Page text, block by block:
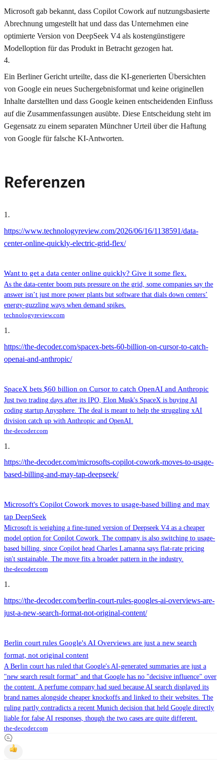
Microsoft gab bekannt, dass Copilot Cowork auf nutzungsbasierte
Abrechnung umgestellt hat und dass das Unternehmen eine
optimierte Version von DeepSeek V4 als kostengünstigere
Modelloption für das Produkt in Betracht gezogen hat.
4.
Ein Berliner Gericht urteilte, dass die KI-generierten Übersichten
von Google ein neues Suchergebnisformat und keine originellen
Inhalte darstellten und dass Google keinen entscheidenden Einfluss
auf die Zusammenfassungen ausübte. Diese Entscheidung steht im
Gegensatz zu einem separaten Münchner Urteil über die Haftung
von Google für falsche KI-Antworten.
Referenzen
1.
https://www.technologyreview.com/2026/06/16/1138591/data-
center-online-quickly-electric-grid-flex/
Want to get a data center online quickly? Give it some flex.
As the data-center boom puts pressure on the grid, some companies say the
answer isn’t just more power plants but software that dials down centers’
energy-guzzling ways when demand spikes.
technologyreview.com
1 .
https://the-decoder.com/spacex-bets-60-billion-on-cursor-to-catch-
openai-and-anthropic/
SpaceX bets $60 billion on Cursor to catch OpenAI and Anthropic
Just two trading days after its IPO, Elon Musk's SpaceX is buying AI
coding startup Anysphere. The deal is meant to help the struggling xAI
division catch up with Anthropic and OpenAI.
the-decoder.com
1 .
https://the-decoder.com/microsofts-copilot-cowork-moves-to-usage-
based-billing-and-may-tap-deepseek/
Microsoft's Copilot Cowork moves to usage-based billing and may
tap DeepSeek
Microsoft is weighing a fine-tuned version of Deepseek V4 as a cheaper
model option for Copilot Cowork. The company is also switching to usage-
based billing, since Copilot head Charles Lamanna says flat-rate pricing
isn't sustainable. The move fits a broader pattern in the industry.
the-decoder.com
1 .
https://the-decoder.com/berlin-court-rules-googles-ai-overviews-are-
just-a-new-search-format-not-original-content/
Berlin court rules Google's AI Overviews are just a new search
format, not original content
A Berlin court has ruled that Google's AI-generated summaries are just a
"new search result format" and that Google has no "decisive influence" over
the content. A perfume company had sued because AI search displayed its
brand names alongside cheaper knockoffs and linked to their websites. The
ruling partly contradicts a recent Munich decision that held Google directly
liable for false AI responses, though the two cases are quite different.
the-decoder.com